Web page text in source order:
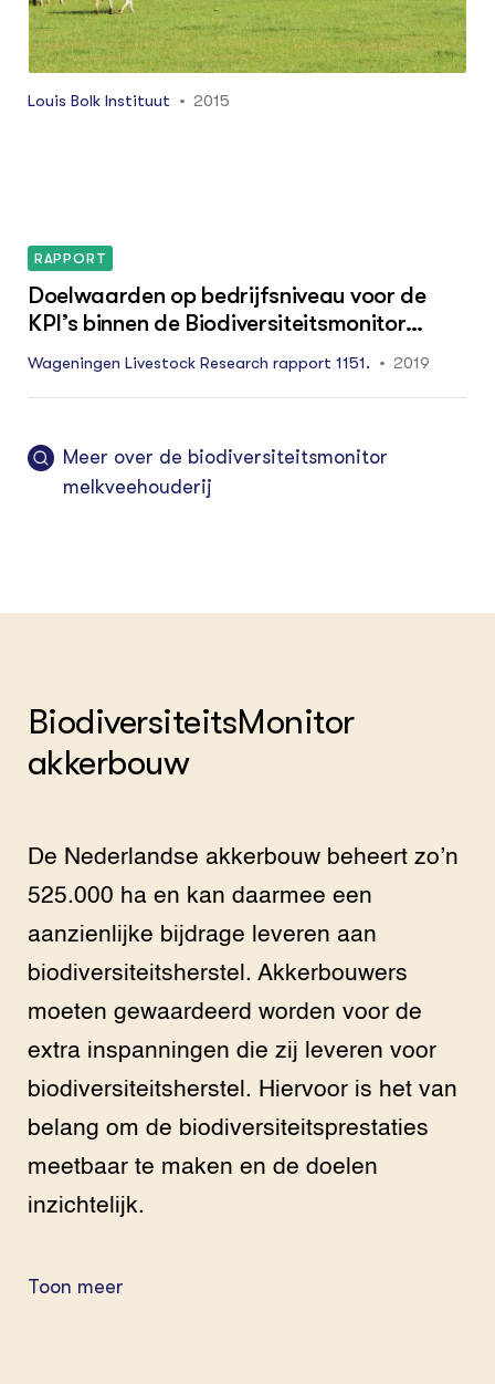
kan worden om bedrijven te belonen voor
biodiversiteitswinst.
Louis Bolk Instituut 2015
RAPPORT
Doelwaarden op bedrijfsniveau voor de
KPI’s binnen de Biodiversiteitsmonitor
Melkveehouderij
Wageningen Livestock Research rapport 1151. 2019
Meer over de biodiversiteitsmonitor
melkveehouderij
BiodiversiteitsMonitor
akkerbouw
De Nederlandse akkerbouw beheert zo’n
525.000 ha en kan daarmee een
aanzienlijke bijdrage leveren aan
biodiversiteitsherstel. Akkerbouwers
moeten gewaardeerd worden voor de
extra inspanningen die zij leveren voor
biodiversiteitsherstel. Hiervoor is het van
belang om de biodiversiteitsprestaties
meetbaar te maken en de doelen
inzichtelijk.
Toon meer